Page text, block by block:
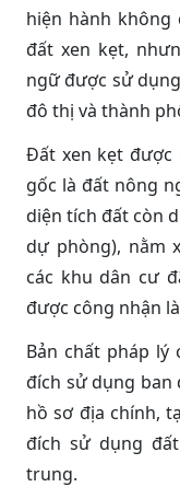
hiện hành không
đất xen kẹt,
ngữ được sử
đô thị và thành
Đất xen kẹt được
gốc là đất nông
diện tích đất còn
dự phòng), nằm
các khu dân cư
được công nhận
Bản chất pháp lý
đích sử dụng ban
hồ sơ địa chính,
đích sử dụng
trung.